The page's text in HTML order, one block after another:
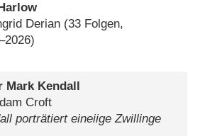
Derian (33 Folgen,
Mark Kendall
Croft
porträtiert eineiige Zwillinge